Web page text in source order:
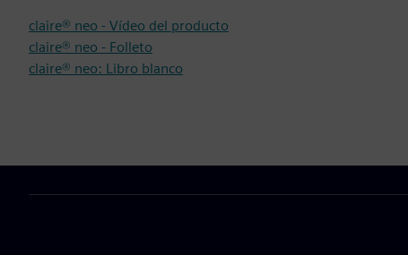
claire® neo - Vídeo del producto
claire® neo - Folleto
claire® neo: Libro blanco